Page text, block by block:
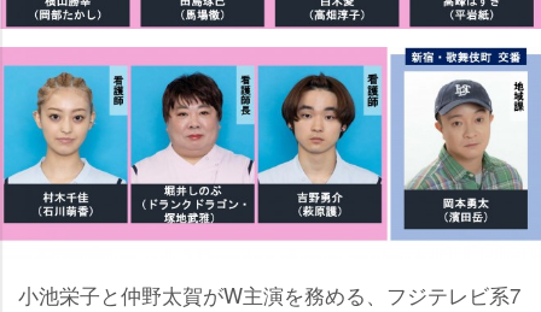
小池栄子と仲野太賀がW主演を務める、フジテレビ系7